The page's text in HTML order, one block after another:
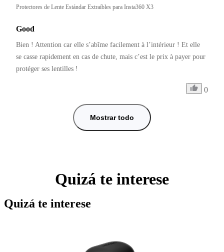
Protectores de Lente Estándar Extraíbles para Insta360 X3
Good
Bien ! Attention car elle s’abîme facilement à l’intérieur ! Et elle
se casse rapidement en cas de chute, mais c’est le prix à payer pour
protéger ses lentilles !
0
Mostrar todo
Quizá te interese
Quizá te interese